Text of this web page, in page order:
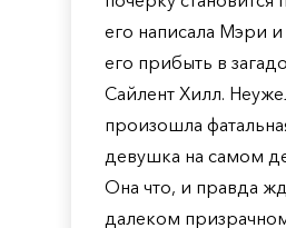
его написала Мэри
его прибыть в
Сайлент Хилл.
произошла
девушка на самом
Она что, и правда
далеком